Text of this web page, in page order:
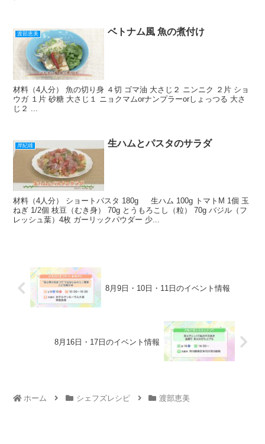
渡部恵美 ベトナム風 魚の煮付け
材料（4人分） 魚の切り身 ４切 ゴマ油 大さじ２ ニンニク ２片 ショ
ウガ １片 砂糖 大さじ１ ニョクマムorナンプラーorしょっつる 大さ
じ２ ...
岸紀雄 生ハムとパスタのサラダ
材料（4人分） ショートパスタ 180g 生ハム 100g トマトM 1個 玉
ねぎ 1/2個 枝豆（むき身） 70g とうもろこし（粒） 70g バジル（フ
レッシュ葉）4枚 ガーリックパウダー 少...
8月9日・10日・11日のイベント情報
8月16日・17日のイベント情報
ホーム シェフズレシピ 渡部恵美